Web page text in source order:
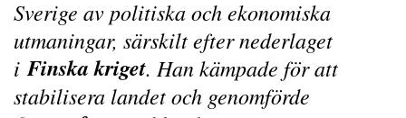
Sverige av politiska och ekonomiska
utmaningar, särskilt efter nederlaget
iFinska kriget. Han kämpade för att
stabilisera landet och genomförde